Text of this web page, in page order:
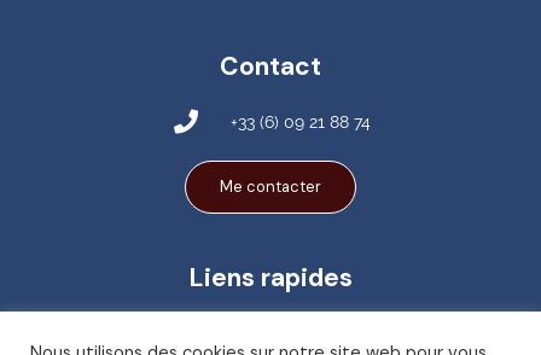
Contact
+33 (6) 09 21 88 74
Me contacter
Liens rapides